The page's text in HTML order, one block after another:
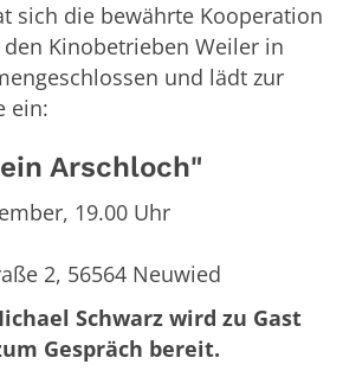
sich die bewährte Kooperation
Kinobetrieben Weiler in
und lädt zur
ein:
Arschloch"
19.00 Uhr
2, 56564 Neuwied
Schwarz wird zu Gast
Gespräch bereit.